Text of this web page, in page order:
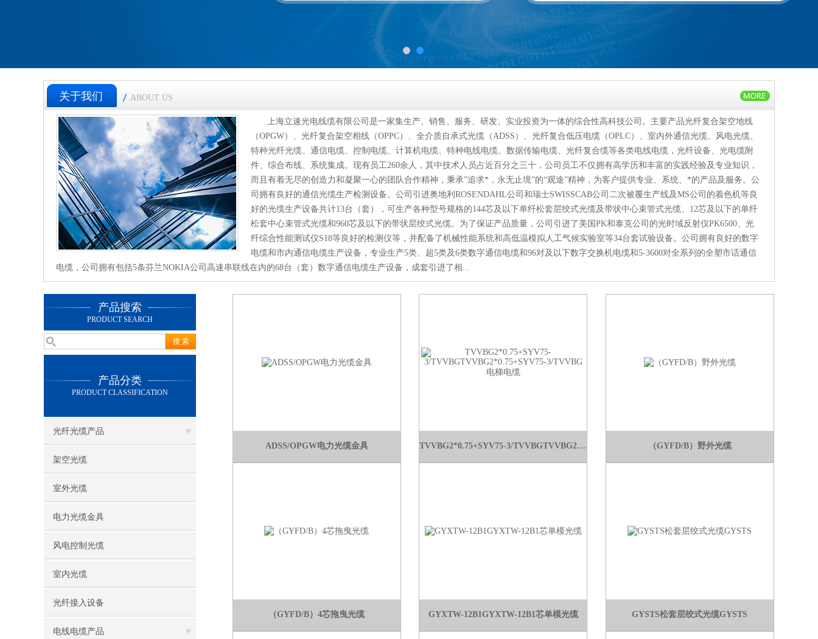
关于我们 ABOUT US
上海立速光电线缆有限公司是一家集生产、销售、服务、研发、实业投资为一体的综合性高科技公司。主要产品光纤复合架空地线
（OPGW）、光纤复合架空相线（OPPC）、全介质自承式光缆（ADSS）、光纤复合低压电缆（OPLC）、室内外通信光缆、风电光缆、
特种光纤光缆、通信电缆、控制电缆、计算机电缆、特种电线电缆、数据传输电缆、光纤复合缆等各类电线电缆，光纤设备、光电缆附
件、综合布线、系统集成。现有员工260余人，其中技术人员占近百分之三十，公司员工不仅拥有高学历和丰富的实践经验及专业知识，
而且有着无尽的创造力和凝聚一心的团队合作精神，秉承”追求*，永无止境”的“观途”精神，为客户提供专业、系统、*的产品及服务。公
司拥有良好的通信光缆生产检测设备。公司引进奥地利ROSENDAHL公司和瑞士SWISSCAB公司二次被覆生产线及MS公司的着色机等良
好的光缆生产设备共计13台（套），可生产各种型号规格的144芯及以下单纤松套层绞式光缆及带状中心束管式光缆、12芯及以下的单纤
松套中心束管式光缆和960芯及以下的带状层绞式光缆。为了保证产品质量，公司引进了美国PK和泰克公司的光时域反射仪PK6500、光
纤综合性能测试仪S18等良好的检测仪等，并配备了机械性能系统和高低温模拟人工气候实验室等34台套试验设备。公司拥有良好的数字
电缆和市内通信电缆生产设备，专业生产5类、超5类及6类数字通信电缆和96对及以下数字交换机电缆和5-3600对全系列的全塑市话通信
电缆，公司拥有包括5条芬兰NOKIA公司高速串联线在内的68台（套）数字通信电缆生产设备，成套引进了相...
产品搜索
PRODUCT SEARCH
产品分类
PRODUCT CLASSIFICATION
光纤光缆产品
架空光缆
室外光缆
电力光缆金具
风电控制光缆
室内光缆
光纤接入设备
电线电缆产品
ADSS/OPGW电力光缆金具 TVVBG2*0.75+SYV75-3/TVVBGTVVBG2*0.75+SYV75-3/TVVBG电梯电缆 （GYFD/B）野外光缆
（GYFD/B）4芯拖曳光缆 GYXTW-12B1GYXTW-12B1芯单模光缆 GYSTS松套层绞式光缆GYSTS